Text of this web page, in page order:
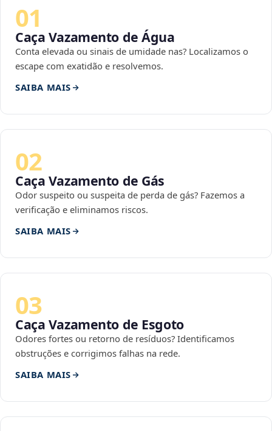
01
Caça Vazamento de Água
Conta elevada ou sinais de umidade nas? Localizamos o
escape com exatidão e resolvemos.
SAIBA MAIS
02
Caça Vazamento de Gás
Odor suspeito ou suspeita de perda de gás? Fazemos a
verificação e eliminamos riscos.
SAIBA MAIS
03
Caça Vazamento de Esgoto
Odores fortes ou retorno de resíduos? Identificamos
obstruções e corrigimos falhas na rede.
SAIBA MAIS